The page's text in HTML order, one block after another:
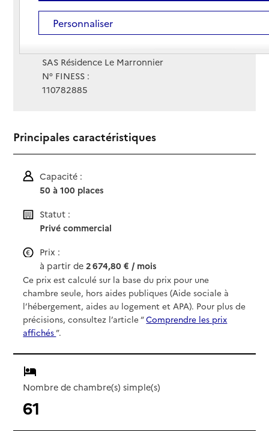
Contact
Contact
Site Internet
Site internet
SAS Résidence Le Marronnier
N° FINESS :
110782885
Principales caractéristiques
Capacité :
50 à 100 places
Statut :
Privé commercial
Prix :
à partir de2 674,80 € / mois
Ce prix est calculé sur la base du prix pour une
chambre seule, hors aides publiques (Aide sociale à
l’hébergement, aides au logement et APA). Pour plus de
précisions, consultez l’article “Comprendre les prix
affichés”.
Nombre de chambre(s) simple(s)
61
Personnaliser